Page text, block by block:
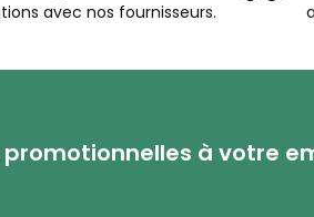
avec nos fournisseurs.
promotionnelles à votre